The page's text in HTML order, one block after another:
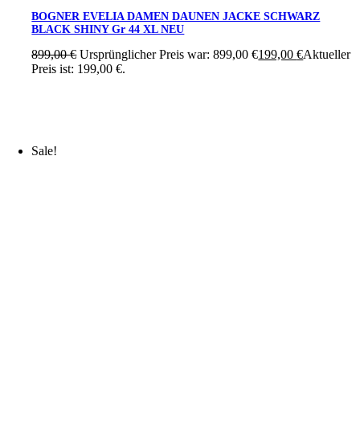
BOGNER EVELIA DAMEN DAUNEN JACKE SCHWARZ
BLACK SHINY Gr 44 XL NEU
899,00€ Ursprünglicher Preis war: 899,00 €199,00€Aktueller
Preis ist: 199,00 €.
Sale!